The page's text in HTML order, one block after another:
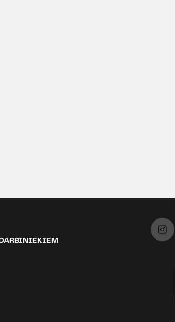
DARBINIEKIEM